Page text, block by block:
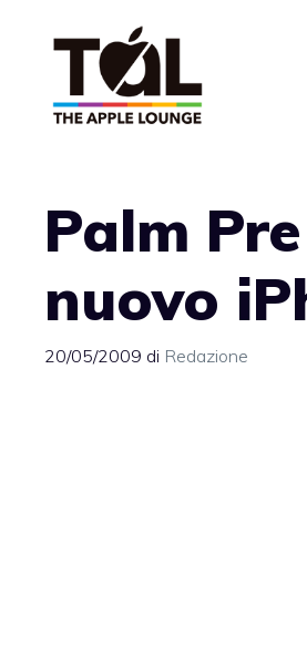
Palm
nuovo
20/05/2009 di Redazione